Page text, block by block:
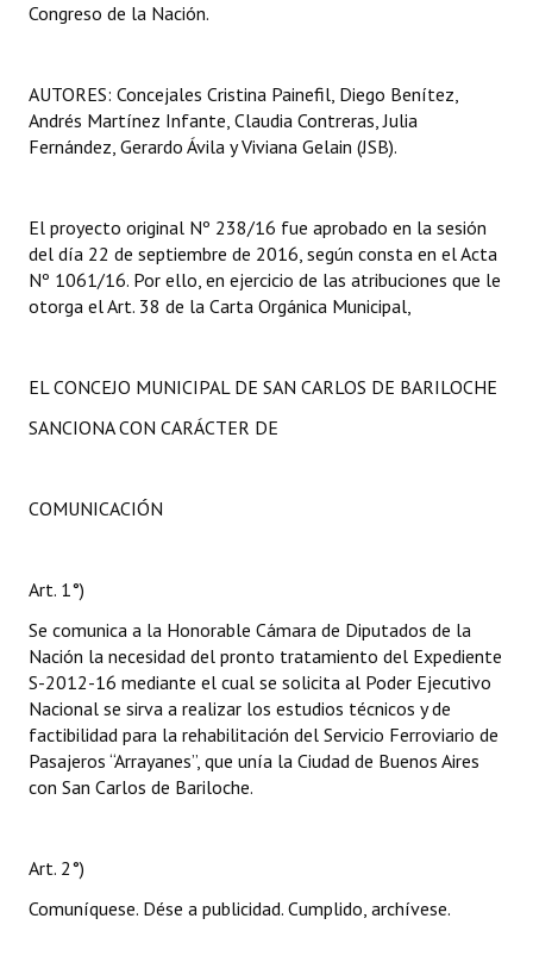
Congreso de la Nación.
AUTORES: Concejales Cristina Painefil, Diego Benítez,
Andrés Martínez Infante, Claudia Contreras, Julia
Fernández, Gerardo Ávila y Viviana Gelain (JSB).
El proyecto original Nº 238/16 fue aprobado en la sesión
del día 22 de septiembre de 2016, según consta en el Acta
Nº 1061/16. Por ello, en ejercicio de las atribuciones que le
otorga el Art. 38 de la Carta Orgánica Municipal,
EL CONCEJO MUNICIPAL DE SAN CARLOS DE BARILOCHE
SANCIONA CON CARÁCTER DE
COMUNICACIÓN
Art. 1°)
Se comunica a la Honorable Cámara de Diputados de la
Nación la necesidad del pronto tratamiento del Expediente
S-2012-16 mediante el cual se solicita al Poder Ejecutivo
Nacional se sirva a realizar los estudios técnicos y de
factibilidad para la rehabilitación del Servicio Ferroviario de
Pasajeros “Arrayanes”, que unía la Ciudad de Buenos Aires
con San Carlos de Bariloche.
Art. 2°)
Comuníquese. Dése a publicidad. Cumplido, archívese.